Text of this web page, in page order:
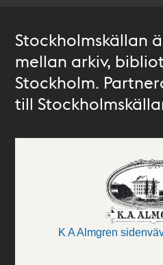
Stockholmskällan
mellan arkiv,
Stockholm.
till
K A Almgren